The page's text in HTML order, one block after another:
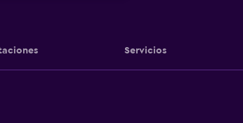
Servicios